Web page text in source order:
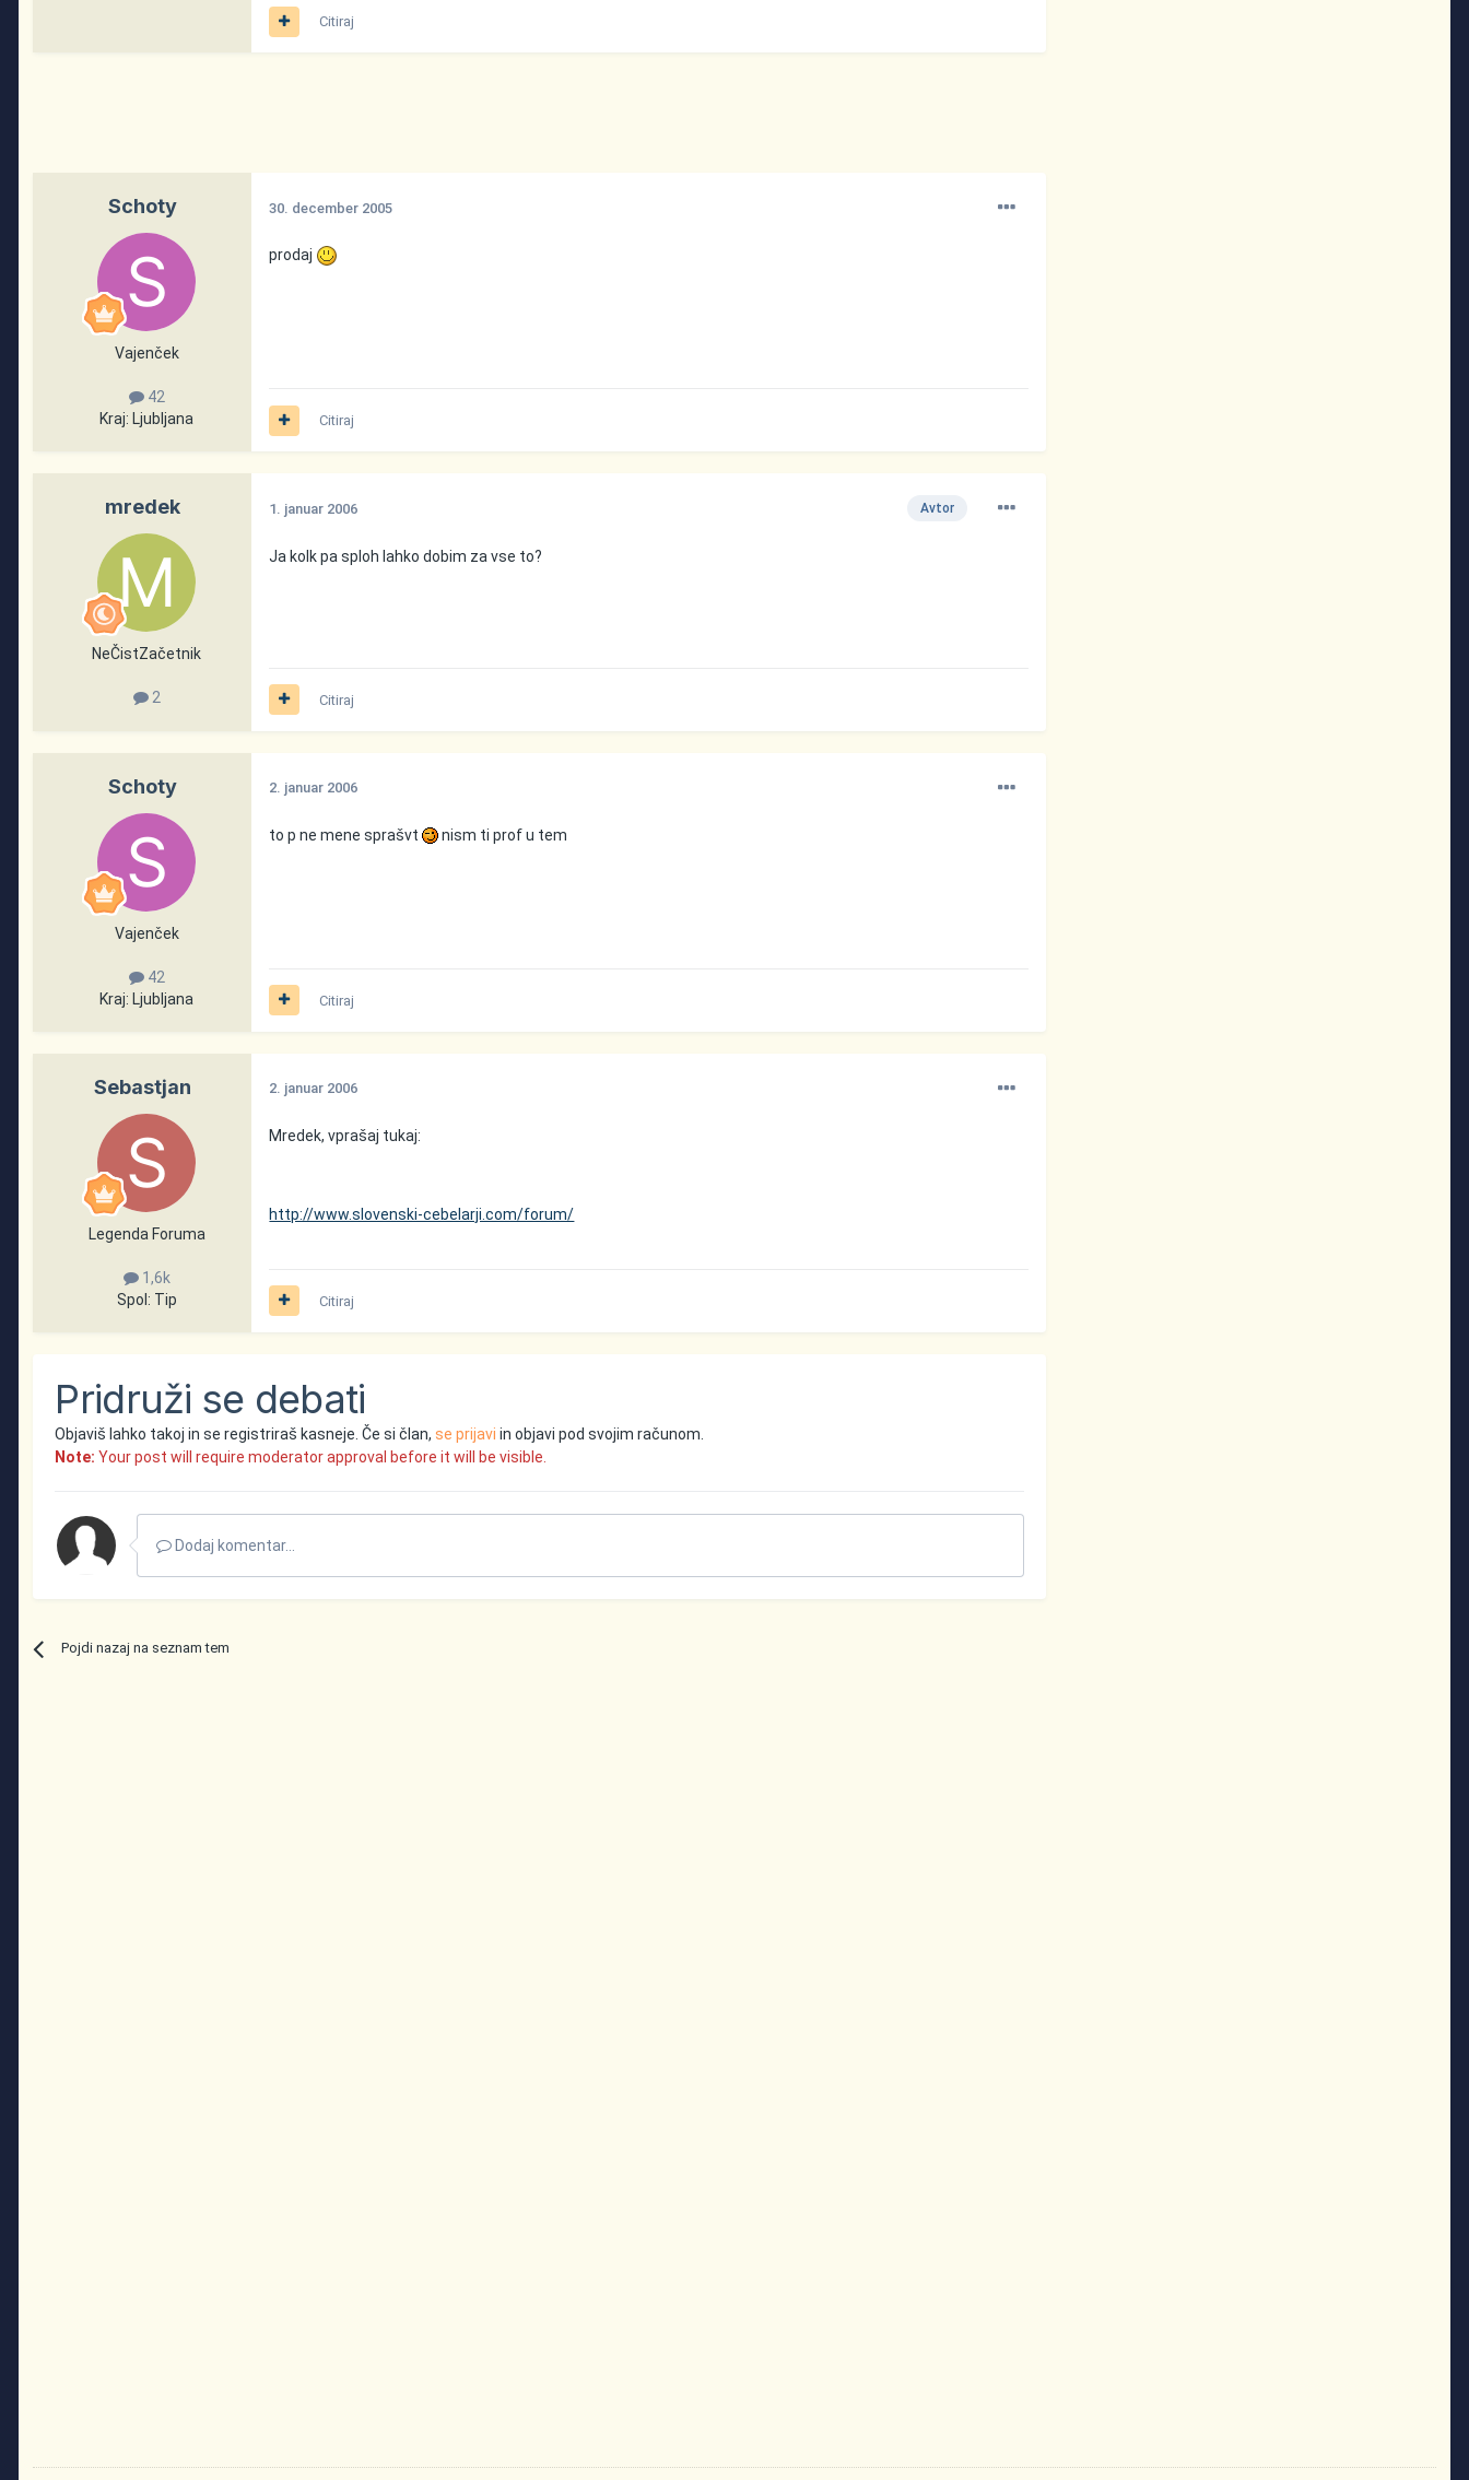
Citiraj
Schoty
Vajenček
42
Kraj: Ljubljana
30. december 2005
prodaj
Citiraj
mredek
NeČistZačetnik
2
Avtor
1. januar 2006
Ja kolk pa sploh lahko dobim za vse to?
Citiraj
Schoty
Vajenček
42
Kraj: Ljubljana
2. januar 2006
to p ne mene sprašvt nism ti prof u tem
Citiraj
Sebastjan
Legenda Foruma
1,6k
Spol: Tip
2. januar 2006
Mredek, vprašaj tukaj:
http://www.slovenski-cebelarji.com/forum/
Citiraj
Pridruži se debati
Objaviš lahko takoj in se registriraš kasneje. Če si član,se prijavi in objavi pod svojim računom.
Note: Your post will require moderator approval before it will be visible.
Dodaj komentar...
Pojdi nazaj na seznam tem